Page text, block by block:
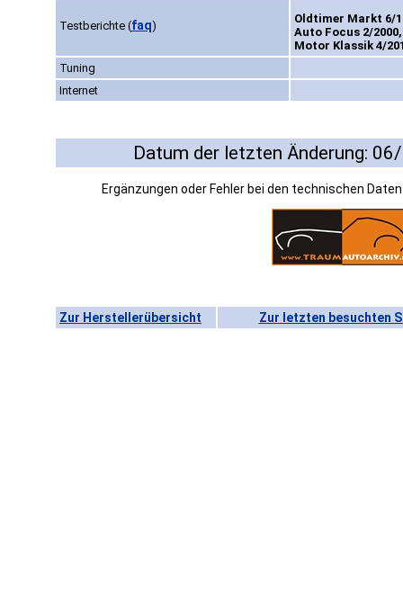
Testberichte (faq)
Oldtimer Markt 6/
Auto Focus 2/
Motor Klassik 4/
Tuning
Internet
Datum der letzten Änderung:
Ergänzungen oder Fehler bei den technischen
Zur Herstellerübersicht Zur letzten besuchten